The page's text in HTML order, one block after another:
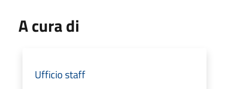
A cura di
Ufficio staff